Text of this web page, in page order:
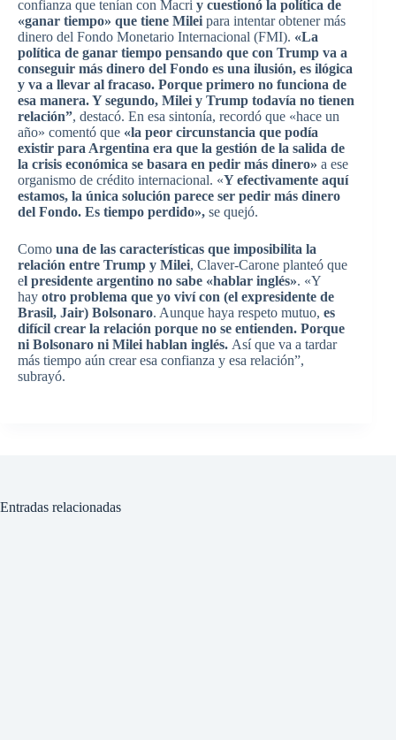
confianza que tenían con Macri y cuestionó la política de
«ganar tiempo» que tiene Milei para intentar obtener más
dinero del Fondo Monetario Internacional (FMI). «La
política de ganar tiempo pensando que con Trump va a
conseguir más dinero del Fondo es una ilusión, es ilógica
y va a llevar al fracaso. Porque primero no funciona de
esa manera. Y segundo, Milei y Trump todavía no tienen
relación”, destacó. En esa sintonía, recordó que «hace un
año» comentó que «la peor circunstancia que podía
existir para Argentina era que la gestión de la salida de
la crisis económica se basara en pedir más dinero» a ese
organismo de crédito internacional. «Y efectivamente aquí
estamos, la única solución parece ser pedir más dinero
del Fondo. Es tiempo perdido», se quejó.
Como una de las características que imposibilita la
relación entre Trump y Milei, Claver-Carone planteó que
el presidente argentino no sabe «hablar inglés». «Y
hay otro problema que yo viví con (el expresidente de
Brasil, Jair) Bolsonaro. Aunque haya respeto mutuo, es
difícil crear la relación porque no se entienden. Porque
ni Bolsonaro ni Milei hablan inglés. Así que va a tardar
más tiempo aún crear esa confianza y esa relación”,
subrayó.
Entradas relacionadas